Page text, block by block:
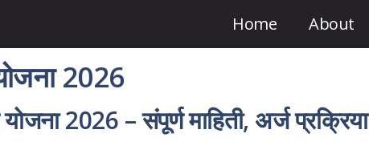
Home About
2026
2026 – संपूर्ण माहिती, अर्ज प्रक्रिया